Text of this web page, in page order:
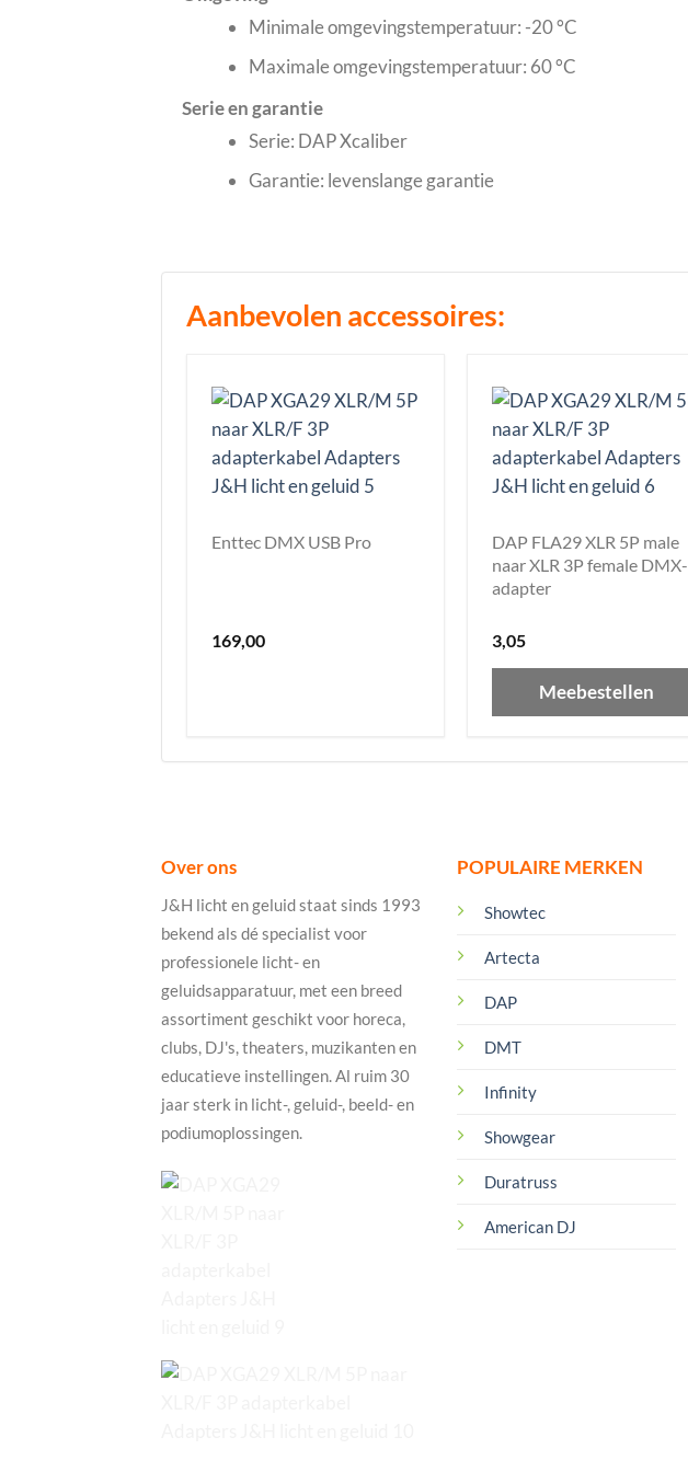
Minimale omgevingstemperatuur: -20 °C
Maximale omgevingstemperatuur: 60 °C
Serie en garantie
Serie: DAP Xcaliber
Garantie: levenslange garantie
Aanbevolen accessoires:
Enttec DMX USB Pro
169,00
DAP FLA29 XLR 5P male
naar XLR 3P female DMX-
adapter
3,05
Meebestellen
Over ons
J&H licht en geluid staat sinds 1993
bekend als dé specialist voor
professionele licht- en
geluidsapparatuur, met een breed
assortiment geschikt voor horeca,
clubs, DJ's, theaters, muzikanten en
educatieve instellingen. Al ruim 30
jaar sterk in licht-, geluid-, beeld- en
podiumoplossingen.
POPULAIRE MERKEN
Showtec
Artecta
DAP
DMT
Infinity
Showgear
Duratruss
American DJ